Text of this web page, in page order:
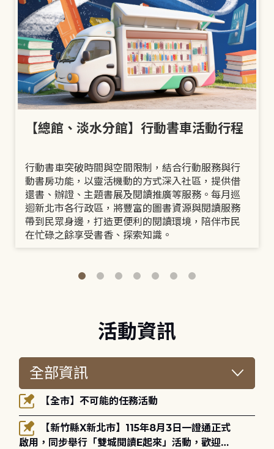
【總館、淡水分館】行動書車活動行程
行動書車突破時間與空間限制，結合行動服務與行
動書房功能，以靈活機動的方式深入社區，提供借
還書、辦證、主題書展及閱讀推廣等服務。每月巡
迴新北市各行政區，將豐富的圖書資源與閱讀服務
帶到民眾身邊，打造更便利的閱讀環境，陪伴市民
在忙碌之餘享受書香、探索知識。
活動資訊
【全市】不可能的任務活動
啟用，同步舉行「雙城閱讀E起來」活動，歡迎踴